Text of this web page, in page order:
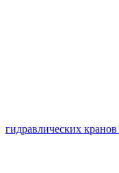
гидравлических кранов